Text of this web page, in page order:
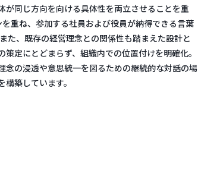
が同じ方向を向ける具体性を両立させることを重
重ね、参加する社員および役員が納得できる言葉
た、既存の経営理念との関係性も踏まえた設計と
定にとどまらず、組織内での位置付けを明確化。
念の浸透や意思統一を図るための継続的な対話の場
築しています。